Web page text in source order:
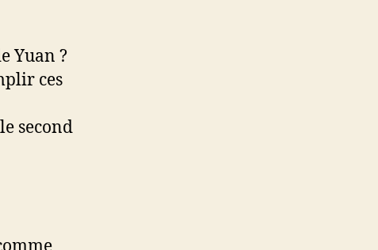
Yuan ?
ces
second